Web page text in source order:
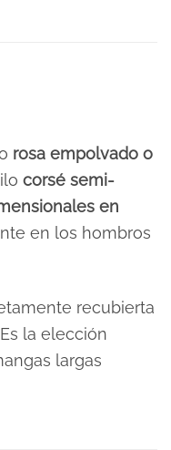
rosa empolvado o
corsé semi-
en
en los hombros
recubierta
la elección
largas